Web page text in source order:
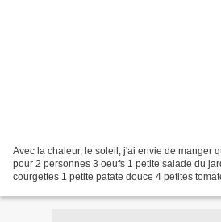
Avec la chaleur, le soleil, j'ai envie de manger
pour 2 personnes 3 oeufs 1 petite salade du
courgettes 1 petite patate douce 4 petites